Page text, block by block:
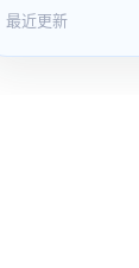
最近更新